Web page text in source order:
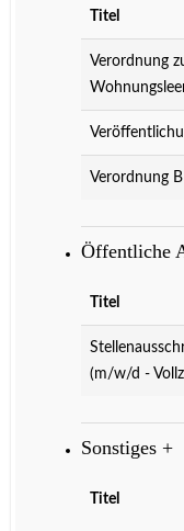
Titel
Verordnung
Verordnung
Öffentliche
Titel
(m/w/d -
Sonstiges +
Titel